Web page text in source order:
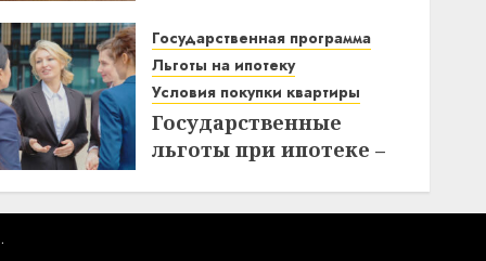
получить выгоду?
03.12.2025
Государственная программа
Льготы на ипотеку
Условия покупки квартиры
Государственные
льготы при ипотеке –